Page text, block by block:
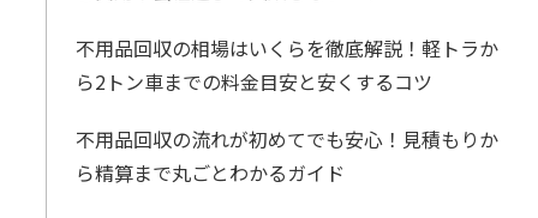
不用品回収の相場はいくらを徹底解説！軽トラか
ら2トン車までの料金目安と安くするコツ
不用品回収の流れが初めてでも安心！見積もりか
ら精算まで丸ごとわかるガイド